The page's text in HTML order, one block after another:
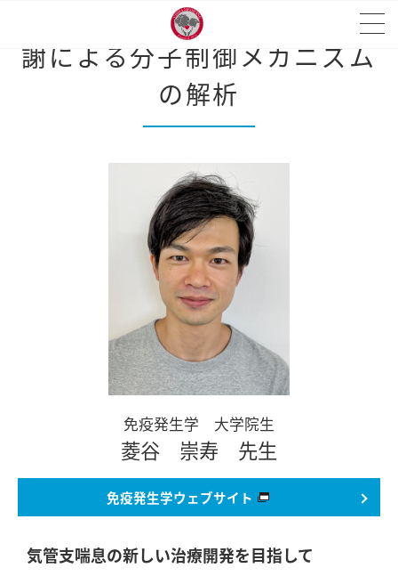
組織常在性記憶T細胞の鉄代
謝による分子制御メカニズム
の解析
免疫発生学 大学院生
菱谷 崇寿 先生
免疫発生学ウェブサイト
気管支喘息の新しい治療開発を目指して